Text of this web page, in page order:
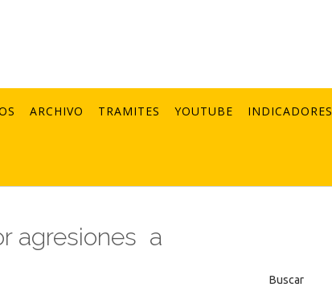
ARCHIVO TRAMITES YOUTUBE INDICADORES
agresiones a
Buscar